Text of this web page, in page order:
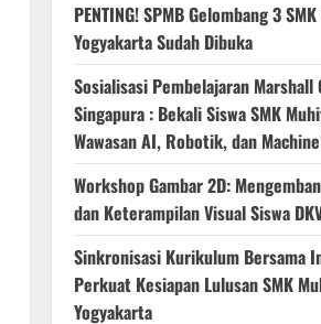
PENTING! SPMB Gelombang 3
Yogyakarta Sudah Dibuka
Sosialisasi Pembelajaran Marshall
Singapura : Bekali Siswa SMK
Wawasan AI, Robotik, dan
Workshop Gambar 2D:
dan Keterampilan Visual Siswa
Sinkronisasi Kurikulum Bersama
Perkuat Kesiapan Lulusan SMK
Yogyakarta